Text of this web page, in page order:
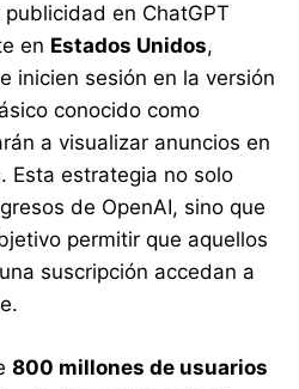
en ChatGPT
en Estados Unidos,
inicien sesión en la versión
conocido como
a visualizar anuncios en
Esta estrategia no solo
de OpenAI, sino que
permitir que aquellos
suscripción accedan a
800 millones de usuarios